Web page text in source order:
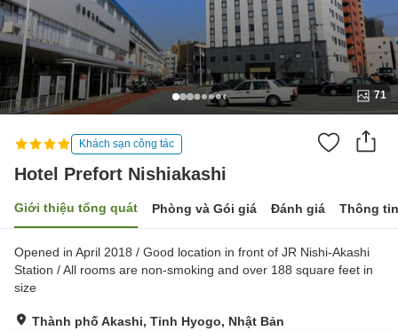
71
Khách sạn công tác
Hotel Prefort Nishiakashi
Giới thiệu tổng quát Phòng và Gói giá Đánh giá Thông
Opened in April 2018 / Good location in front of JR Nishi-Akashi
Station / All rooms are non-smoking and over 188 square feet in
size
Thành phố Akashi, Tỉnh Hyogo, Nhật Bản